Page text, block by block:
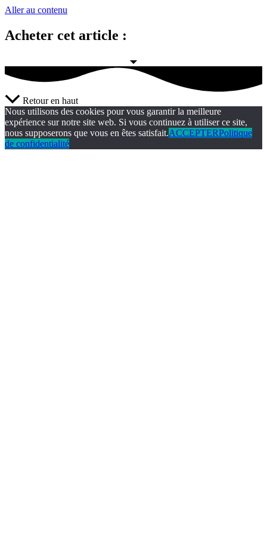
Aller au contenu
Acheter cet article :
Retour en haut
Nous utilisons des cookies pour vous garantir la meilleure
expérience sur notre site web. Si vous continuez à utiliser ce site,
nous supposerons que vous en êtes satisfait.ACCEPTERPolitique
de confidentialité